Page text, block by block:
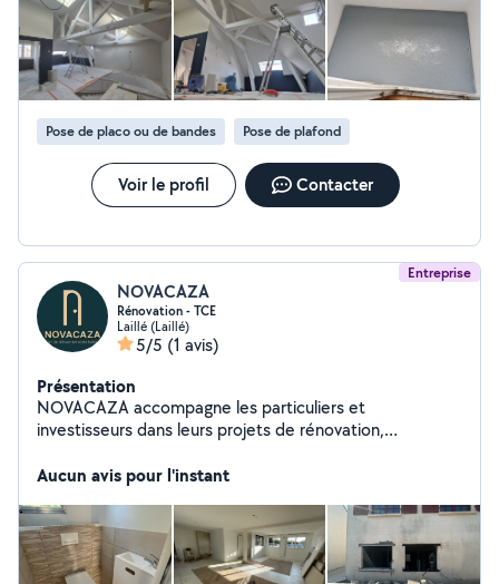
Pose de placo ou de bandes Pose de plafond
Voir le profil Contacter
Entreprise
NOVACAZA
Rénovation - TCE
Laillé (Laillé)
5/5 (1 avis)
Présentation
NOVACAZA accompagne les particuliers et
investisseurs dans leurs projets de rénovation,
réflexion initiale à la livraison finale, nous proposons une
des travaux et suivi de chantier. Notre objectif : des
projets maîtrisés, durables et rentables.
Aucun avis pour l'instant